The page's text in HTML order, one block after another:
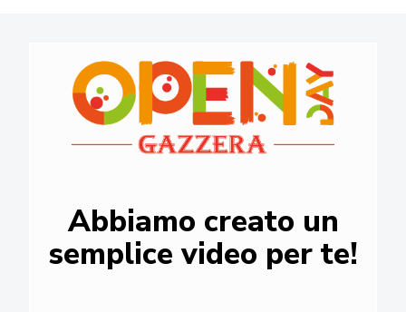
Abbiamo creato un
semplice video per te!